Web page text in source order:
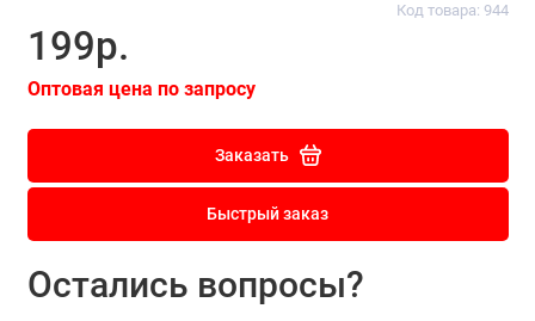
Код товара: 944
199р.
Оптовая цена по запросу
Заказать
Быстрый заказ
Остались вопросы?